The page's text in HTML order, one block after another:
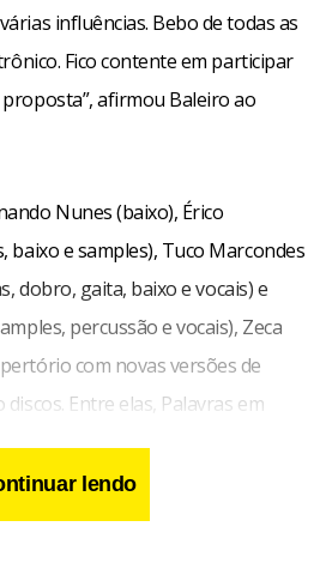
influências. Bebo de todas as
Fico contente em participar
afirmou Baleiro ao
Nunes (baixo), Érico
baixo e samples), Tuco Marcondes
dobro, gaita, baixo e vocais) e
percussão e vocais), Zeca
com novas versões de
Entre elas, Palavras em
Imbolá, e Telegrama.
lendo